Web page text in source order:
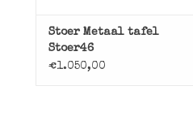
Stoer Metaal tafel
Stoer46
€1.050,00